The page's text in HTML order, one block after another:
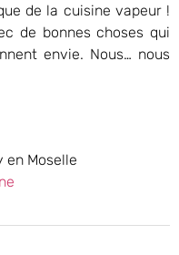
de la cuisine vapeur !
de bonnes choses qui
envie. Nous… nous
en Moselle